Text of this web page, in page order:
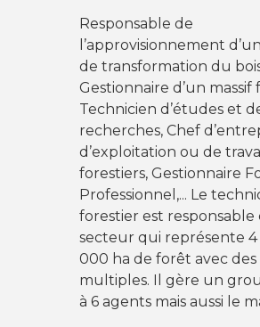
Responsable de
l’approvisionnement
de transformation du
Gestionnaire d’un massif
Technicien d’études et
recherches, Chef
d’exploitation ou de
forestiers, Gestionnaire
Professionnel,... Le
forestier est responsable
secteur qui représente 4
000 ha de forêt avec des
multiples. Il gère un
à 6 agents mais aussi le